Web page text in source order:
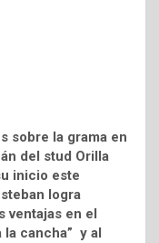
sobre la grama en
del stud Orilla
inicio este
logra
ventajas en el
la cancha” y al